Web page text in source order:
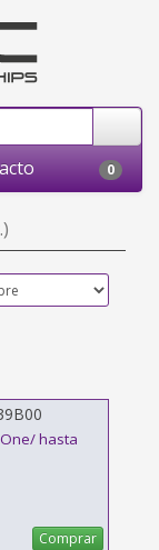
0
hasta
Comprar